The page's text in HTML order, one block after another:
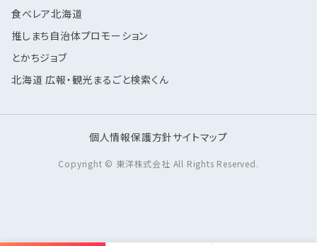
食べレア北海道
推しまち自治体プロモーション
とかちジョブ
北海道 広報・観光まるごと検索くん
個人情報保護方針サイトマップ
Copyright © 東洋株式会社 All Rights Reserved.